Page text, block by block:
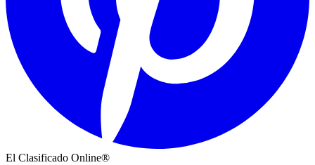
El Clasificado Online®